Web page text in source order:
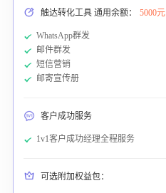
触达转化工具 通用余额： 5000元
WhatsApp群发
邮件群发
短信营销
邮寄宣传册
客户成功服务
1v1客户成功经理全程服务
可选附加权益包：